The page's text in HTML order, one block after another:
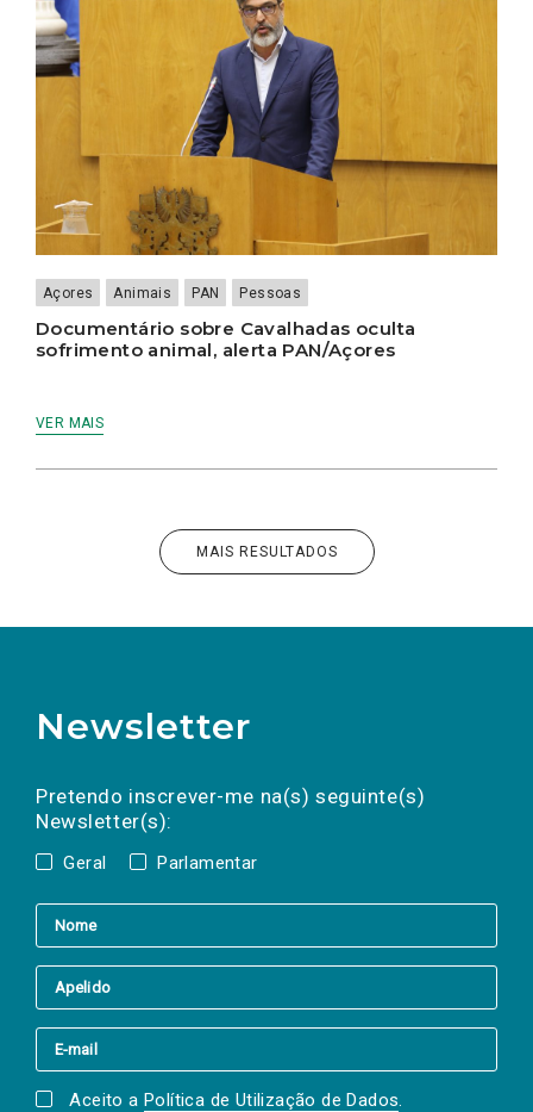
Açores Animais PAN Pessoas
Documentário sobre Cavalhadas oculta
sofrimento animal, alerta PAN/Açores
VER MAIS
MAIS RESULTADOS
Newsletter
Pretendo inscrever-me na(s) seguinte(s)
Newsletter(s):
Geral Parlamentar
a(s) newsletter(s).
mail
Aceito a Política de Utilização de Dados.